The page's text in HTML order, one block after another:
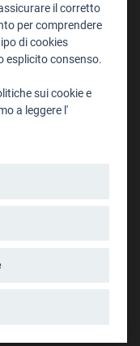
il corretto
per comprendere
di cookies
esplicito consenso.
sui cookie e
a leggere l'